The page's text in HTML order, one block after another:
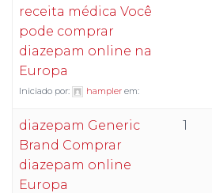
receita médica Você
pode comprar
diazepam online na
Europa
Iniciado por: hampler em:
diazepam Generic
Brand Comprar
diazepam online
Europa
1